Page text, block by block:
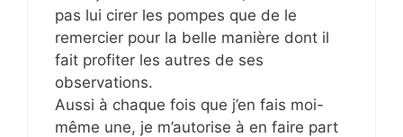
pas lui cirer les pompes que de le
remercier pour la belle manière dont il
fait profiter les autres de ses
observations.
Aussi à chaque fois que j’en fais moi-
même une, je m’autorise à en faire part